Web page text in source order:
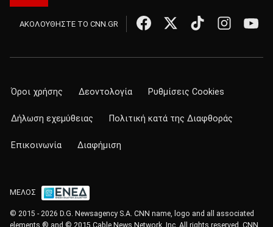
ΑΚΟΛΟΥΘΗΣΤΕ ΤΟ CNN.GR
Όροι χρήσης Δεοντολογία Ρυθμίσεις Cookies
Δήλωση εχεμύθειας Πολιτική κατά της Διαφθοράς
Επικοινωνία Διαφήμιση
ΜΕΛΟΣ
© 2015 - 2026 D.G. Newsagency S.A. CNN name, logo and all associated
elements ® and © 2015 Cable News Network, Inc. All rights reserved. CNN